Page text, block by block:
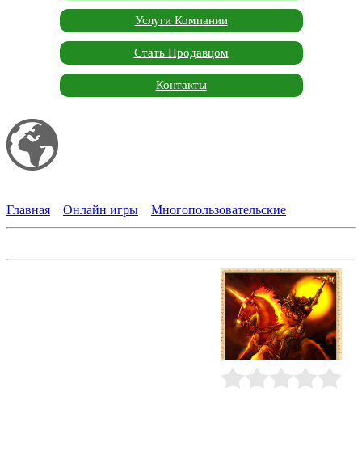
Услуги Компании
Стать Продавцом
Контакты
Главная
Онлайн игры Многопользовательские